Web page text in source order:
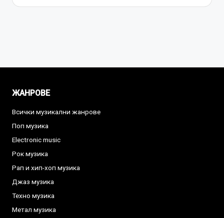
ЖАНРОВЕ
Всички музикални жанрове
Поп музика
Electronic music
Рок музика
Рап и хип-хоп музика
Джаз музика
Техно музика
Метал музика